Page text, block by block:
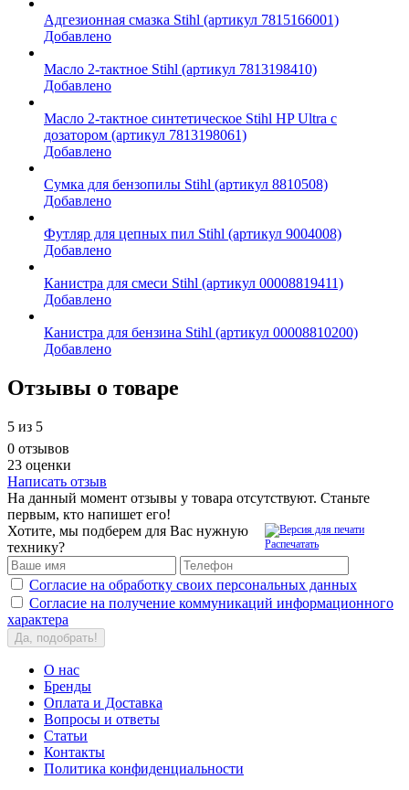
Адгезионная смазка Stihl (артикул 7815166001)
Добавлено
Масло 2-тактное Stihl (артикул 7813198410)
Добавлено
Масло 2-тактное синтетическое Stihl HP Ultra c
дозатором (артикул 7813198061)
Добавлено
Сумка для бензопилы Stihl (артикул 8810508)
Добавлено
Футляр для цепных пил Stihl (артикул 9004008)
Добавлено
Канистра для смеси Stihl (артикул 00008819411)
Добавлено
Канистра для бензина Stihl (артикул 00008810200)
Добавлено
Отзывы о товаре
5 из 5
0 отзывов
23 оценки
Написать отзыв
На данный момент отзывы у товара отсутствуют. Станьте
первым, кто напишет его!
Распечатать
Хотите, мы подберем для Вас нужную
технику?
Согласие на обработку своих персональных данных
Согласие на получение коммуникаций информационного
характера
Да, подобрать!
О нас
Бренды
Оплата и Доставка
Вопросы и ответы
Статьи
Контакты
Политика конфиденциальности